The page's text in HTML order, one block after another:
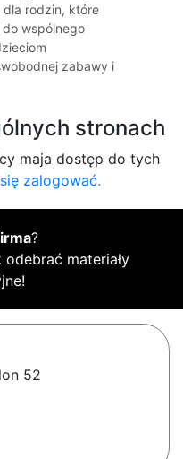
dla rodzin, które
wspólnego
zabawy i
stronach
maja dostęp do tych
zalogować.
?
materiały
52